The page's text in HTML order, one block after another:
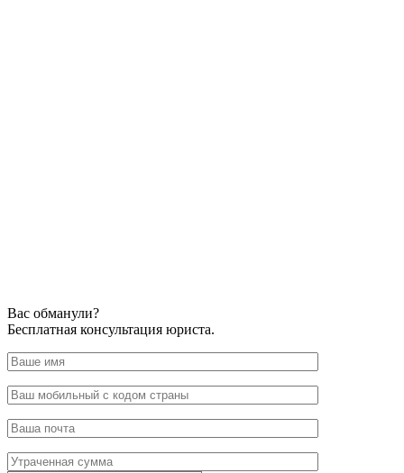
Вас обманули?
Бесплатная консультация юриста.